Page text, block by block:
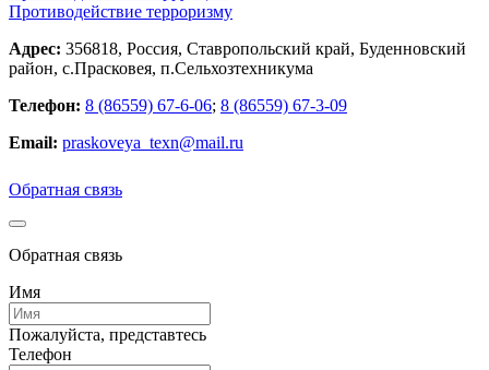
Противодействие терроризму
Адрес: 356818, Россия, Ставропольский край, Буденновский
район, с.Прасковея, п.Сельхозтехникума
Телефон: 8 (86559) 67-6-06; 8 (86559) 67-3-09
Email: praskoveya_texn@mail.ru
Обратная связь
Обратная связь
Имя
Пожалуйста, представтесь
Телефон